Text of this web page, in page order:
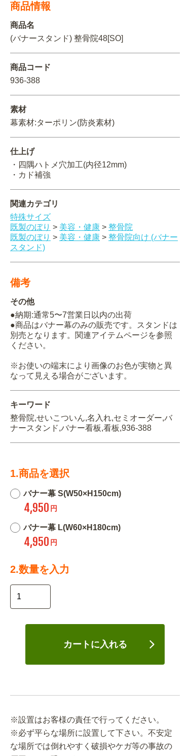
車・バイク関連
OTHER ITEMS
ORIGINAL ORDER
オリジナルオーダーについて
お支払方法
オリジナルオーダー制作事例
商品情報
商品名
(バナースタンド) 整骨院48[SO]
商品コード
936-388
素材
幕素材:ターポリン(防炎素材)
仕上げ
・四隅ハトメ穴加工(内径12mm)
・カド補強
関連カテゴリ
特殊サイズ
既製のぼり > 美容・健康 > 整骨院
既製のぼり > 美容・健康 > 整骨院向け (バナー
スタンド)
備考
その他
●納期:通常5〜7営業日以内の出荷
●商品はバナー幕のみの販売です。スタンドは
別売となります。関連アイテムページを参照
ください。
※お使いの端末により画像のお色が実物と異
なって見える場合がございます。
キーワード
整骨院,せいこついん,名入れ,セミオーダー,バ
ナースタンド,バナー看板,看板,936-388
1.商品を選択
バナー幕 S(W50×H150cm)
4,950 円
バナー幕 L(W60×H180cm)
4,950 円
2.数量を入力
カートに入れる
※設置はお客様の責任で行ってください。
※必ず平らな場所に設置して下さい。不安定
な場所では倒れやすく破損やケガ等の事故の